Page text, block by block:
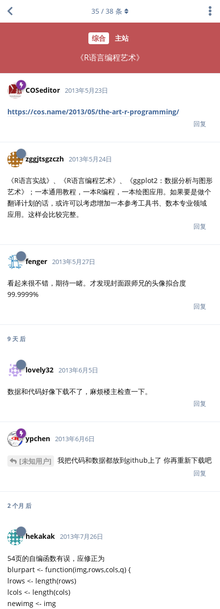
综合 主站
《R语言编程艺术》
35 / 38 条
COSeditor 2013年5月23日
https://cos.name/2013/05/the-art-r-programming/
回复
zggjtsgzczh 2013年5月24日
《R语言实战》、《R语言编程艺术》、《ggplot2：数据分析与图形
艺术》；一本通用教程，一本R编程，一本绘图应用。如果要是做个
翻译计划的话，或许可以考虑增加一本参考工具书、数本专业领域
应用。这样会比较完整。
回复
fenger 2013年5月27日
看起来很不错，期待一睹。才发现封面跟师兄的头像拟合度
99.9999%
回复
9 天 后
lovely32 2013年6月5日
数据和代码好像下载不了，麻烦楼主检查一下。
回复
ypchen 2013年6月6日
[未知用户] 我把代码和数据都放到github上了 你再重新下载吧
回复
2 个月 后
hekakak 2013年7月26日
54页的自编函数有误，应修正为
blurpart <- function(img,rows,cols,q) {
lrows <- length(rows)
lcols <- length(cols)
newimg <- img